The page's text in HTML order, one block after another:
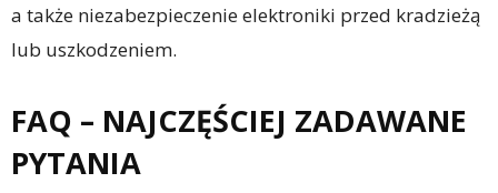
a także niezabezpieczenie elektroniki przed kradzieżą
lub uszkodzeniem.
FAQ – NAJCZĘŚCIEJ ZADAWANE
PYTANIA